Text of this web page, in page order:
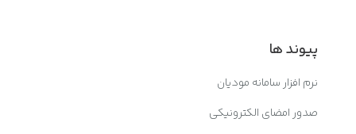
پیوند ها
نرم افزار سامانه مودیان
صدور امضای الکترونیکی